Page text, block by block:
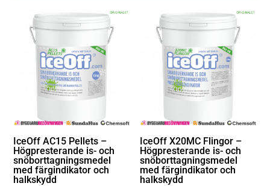
IceOff AC15 Pellets –
Högpresterande is- och
snöborttagningsmedel
med färgindikator och
halkskydd
IceOff X20MC Flingor –
Högpresterande is- och
snöborttagningsmedel
med färgindikator och
halkskydd